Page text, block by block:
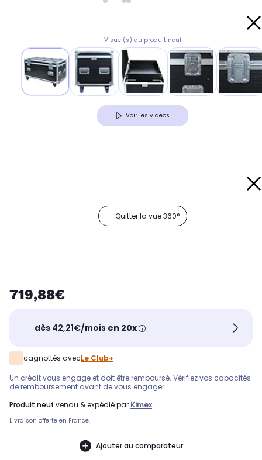
Visuel(s) du produit neuf
Voir les vidéos
Quitter la vue 360°
719,88€
dès 42,21€/mois en 20x
cagnottés avecLe Club+
Un crédit vous engage et doit être remboursé. Vérifiez vos capacités
de remboursement avant de vous engager.
produit neuf vendu & expédié par Kimex
Livraison offerte en France.
Ajouter au comparateur